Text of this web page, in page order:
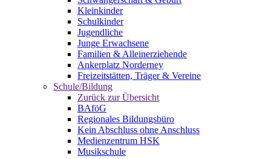
Kleinkinder
Schulkinder
Jugendliche
Junge Erwachsene
Familien & Alleinerziehende
Ankerplatz Norderney
Freizeitstätten, Träger & Vereine
Schule/Bildung
Zurück zur Übersicht
BAföG
Regionales Bildungsbüro
Kein Abschluss ohne Anschluss
Medienzentrum HSK
Musikschule